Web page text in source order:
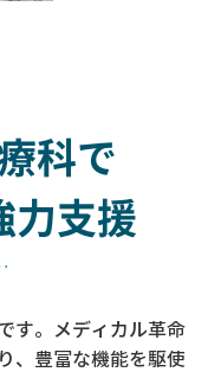
科で
力支援
す。メディカル革命
、 豊富な機能を駆使